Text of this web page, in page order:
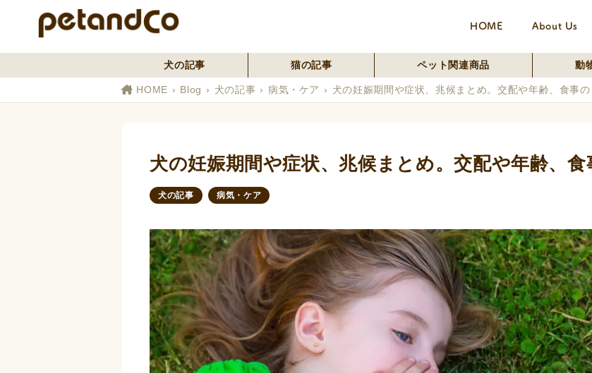
HOME About Us
犬の記事 猫の記事 ペット関連商品 動
HOME Blog 犬の記事 病気・ケア 犬の妊娠期間や症状、兆候まとめ。交配や年齢、食事の
犬の妊娠期間や症状、兆候まとめ。交配や年齢、食
犬の記事 病気・ケア